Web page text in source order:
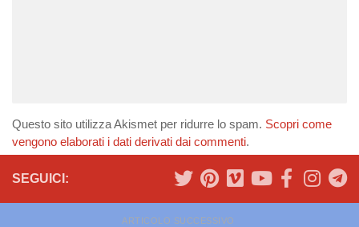
Questo sito utilizza Akismet per ridurre lo spam. Scopri come
vengono elaborati i dati derivati dai commenti.
SEGUICI:
ARTICOLO SUCCESSIVO